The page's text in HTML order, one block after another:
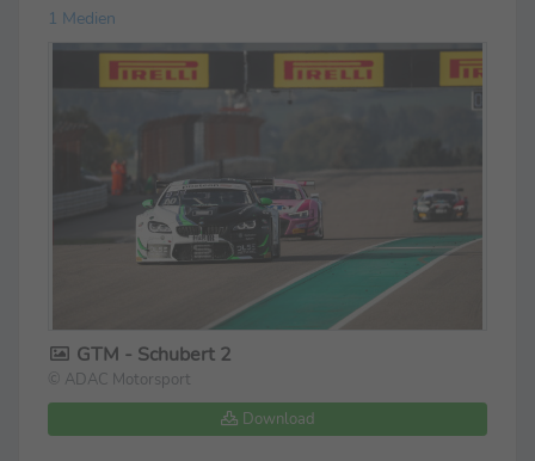
1 Medien
GTM - Schubert 2
© ADAC Motorsport
Download